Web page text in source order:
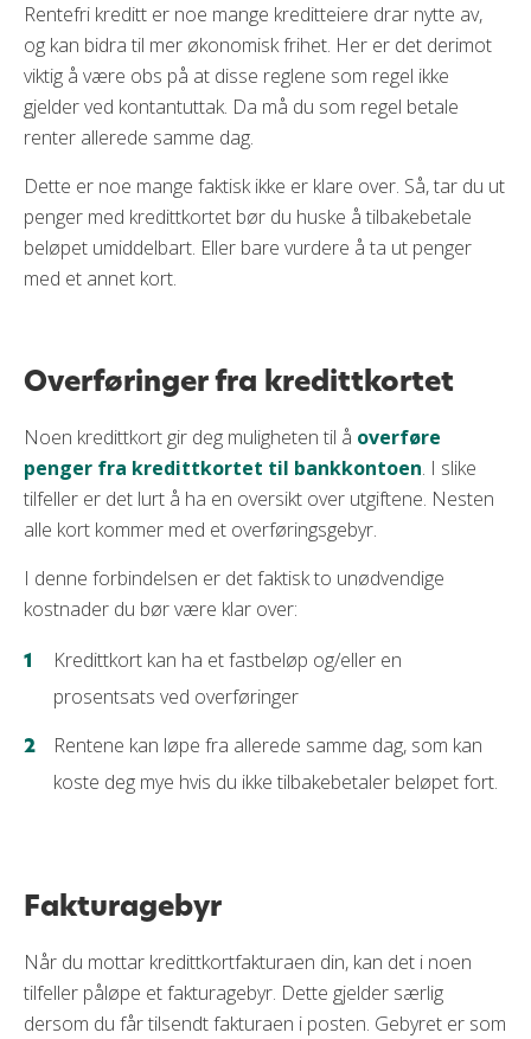
Rentefri kreditt er noe mange kreditteiere drar nytte av,
og kan bidra til mer økonomisk frihet. Her er det derimot
viktig å være obs på at disse reglene som regel ikke
gjelder ved kontantuttak. Da må du som regel betale
renter allerede samme dag.
Dette er noe mange faktisk ikke er klare over. Så, tar du ut
penger med kredittkortet bør du huske å tilbakebetale
beløpet umiddelbart. Eller bare vurdere å ta ut penger
med et annet kort.
Overføringer fra kredittkortet
Noen kredittkort gir deg muligheten til å overføre
penger fra kredittkortet til bankkontoen. I slike
tilfeller er det lurt å ha en oversikt over utgiftene. Nesten
alle kort kommer med et overføringsgebyr.
I denne forbindelsen er det faktisk to unødvendige
kostnader du bør være klar over:
Kredittkort kan ha et fastbeløp og/eller en
prosentsats ved overføringer
Rentene kan løpe fra allerede samme dag, som kan
koste deg mye hvis du ikke tilbakebetaler beløpet fort.
Fakturagebyr
Når du mottar kredittkortfakturaen din, kan det i noen
tilfeller påløpe et fakturagebyr. Dette gjelder særlig
dersom du får tilsendt fakturaen i posten. Gebyret er som